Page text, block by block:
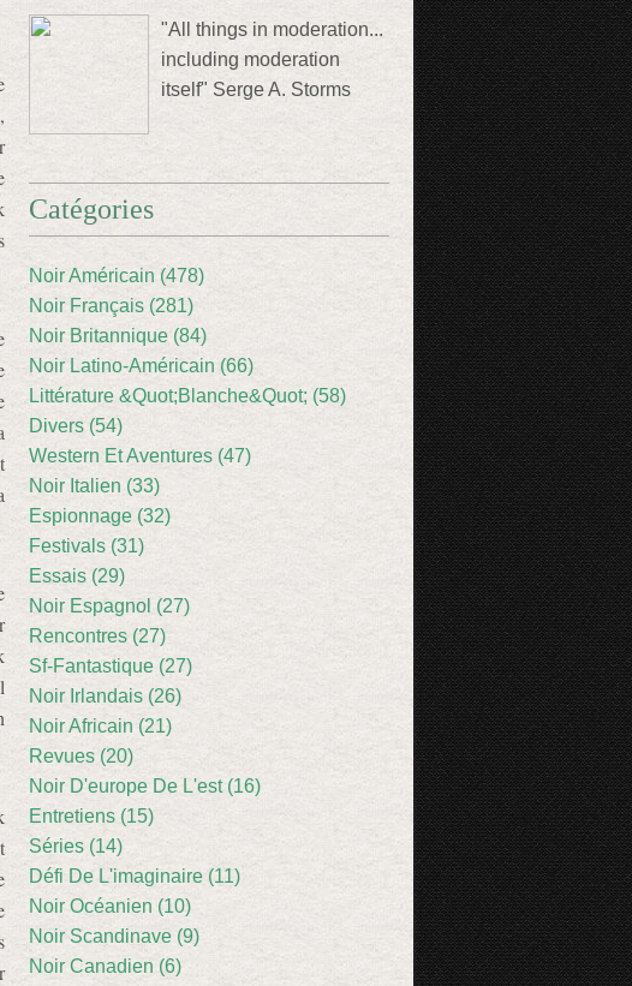
"All things in moderation...
including moderation
itself" Serge A. Storms
Catégories
Noir Américain (478)
Noir Français (281)
Noir Britannique (84)
Noir Latino-Américain (66)
Littérature &Quot;Blanche&Quot; (58)
Divers (54)
Western Et Aventures (47)
Noir Italien (33)
Espionnage (32)
Festivals (31)
Essais (29)
Noir Espagnol (27)
Rencontres (27)
Sf-Fantastique (27)
Noir Irlandais (26)
Noir Africain (21)
Revues (20)
Noir D'europe De L'est (16)
Entretiens (15)
Séries (14)
Défi De L'imaginaire (11)
Noir Océanien (10)
Noir Scandinave (9)
Noir Canadien (6)